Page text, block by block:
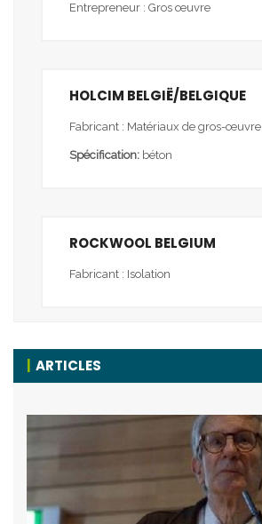
Entrepreneur : Gros œuvre
HOLCIM BELGIË/BELGIQUE
Fabricant : Matériaux de gros-œuvre
Spécification: béton
ROCKWOOL BELGIUM
Fabricant : Isolation
ARTICLES